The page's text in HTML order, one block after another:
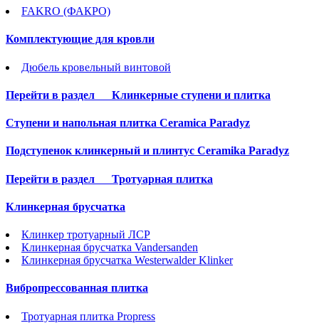
FAKRO (ФАКРО)
Комплектующие для кровли
Дюбель кровельный винтовой
Перейти в раздел Клинкерные ступени и плитка
Cтупени и напольная плитка Ceramica Paradyz
Подступенок клинкерный и плинтус Ceramika Paradyz
Перейти в раздел Тротуарная плитка
Клинкерная брусчатка
Клинкер тротуарный ЛСР
Клинкерная брусчатка Vandersanden
Клинкерная брусчатка Westerwalder Klinker
Вибропрессованная плитка
Тротуарная плитка Propress